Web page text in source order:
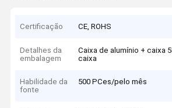
Certificação CE, ROHS
Detalhes da
embalagem
Caixa de alumínio + caixa
caixa
Habilidade da
fonte
500 PCes/pelo mês